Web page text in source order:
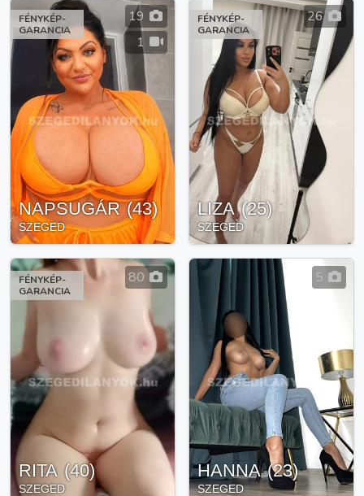
FÉNYKÉP-
GARANCIA
19
1
NAPSUGÁR (43)
SZEGED
FÉNYKÉP-
GARANCIA
26
LIZA (25)
SZEGED
FÉNYKÉP-
GARANCIA
80
RITA (40)
SZEGED
5
HANNA (23)
SZEGED